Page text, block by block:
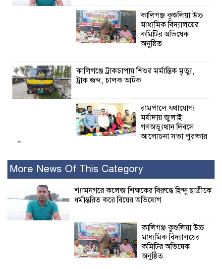
কালিগঞ্জ কুশুলিয়া উচ্চ
মাধ্যমিক বিদ্যালয়ের
কমিটির অভিষেক
অনুষ্ঠিত
কালিগঞ্জে ট্রাকচাপায় শিশুর মর্মান্তিক মৃত্যু,
ট্রাক জব্দ, চালক আটক
রামপালে যথাযোগ্য
মর্যাদায় জুলাই
গণঅভ্যুত্থান দিবসে
আলোচনা সভা পুরষ্কার
২৮ জনের সাক্ষ্য শেষ, কাদেরসহ সাতজনের
জামায়াত: নুরুল হক
নুর
More News Of This Category
শ্যামনগরে কলেজ শিক্ষকের বিরুদ্ধে হিন্দু ছাত্রীকে
ধর্মান্তরিত করে বিয়ের অভিযোগ
কালিগঞ্জ কুশুলিয়া উচ্চ
মাধ্যমিক বিদ্যালয়ের
কমিটির অভিষেক
অনুষ্ঠিত